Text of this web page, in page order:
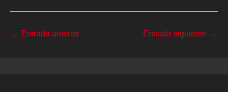
← Entrada anterior Entrada siguiente →